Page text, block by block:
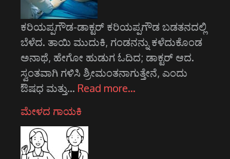
ಕರಿಯಪ್ಪಗೌಡ-ಡಾಕ್ಟರ್ ಕರಿಯಪ್ಪಗೌಡ ಬಡತನದಲ್ಲಿ
ಬೆಳೆದ. ತಾಯಿ ಮುದುಕಿ, ಗಂಡನನ್ನು ಕಳೆದುಕೊಂಡ
ಅನಾಥೆ, ಹೇಗೋ ಹುಡುಗ ಓದಿದ; ಡಾಕ್ಟರ್ ಆದ.
ಸ್ವಂತವಾಗಿ ಗಳಿಸಿ ಶ್ರೀಮಂತನಾಗುತ್ತೇನೆ, ಎಂದು
ಔಷಧ ಮತ್ತು… Read more…
ಮೇಳದ ಗಾಯಕಿ